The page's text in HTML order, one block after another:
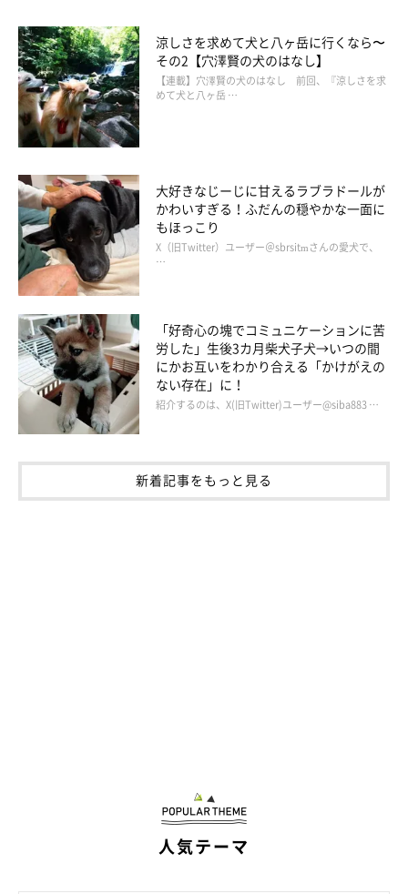
涼しさを求めて犬と八ヶ岳に行くなら〜
その2【穴澤賢の犬のはなし】
【連載】穴澤賢の犬のはなし 前回、『涼しさを求
めて犬と八ヶ岳 …
大好きなじーじに甘えるラブラドールが
かわいすぎる！ふだんの穏やかな一面に
もほっこり
X（旧Twitter）ユーザー＠sbrsitmさんの愛犬で、
…
「好奇心の塊でコミュニケーションに苦
労した」生後3カ月柴犬子犬→いつの間
にかお互いをわかり合える「かけがえの
ない存在」に！
紹介するのは、X(旧Twitter)ユーザー@siba883 …
新着記事をもっと見る
人気テーマ